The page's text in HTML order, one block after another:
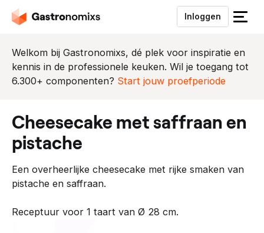
Inloggen
S
u
i
t
Welkom bij Gastronomixs, dé plek voor inspiratie en
kennis in de professionele keuken. Wil je toegang tot
6.300+ componenten? Start jouw proefperiode
cheesecake met saffraan en
pistache
Een overheerlijke cheesecake met rijke smaken van
pistache en saffraan.
Receptuur voor 1 taart van Ø 28 cm.